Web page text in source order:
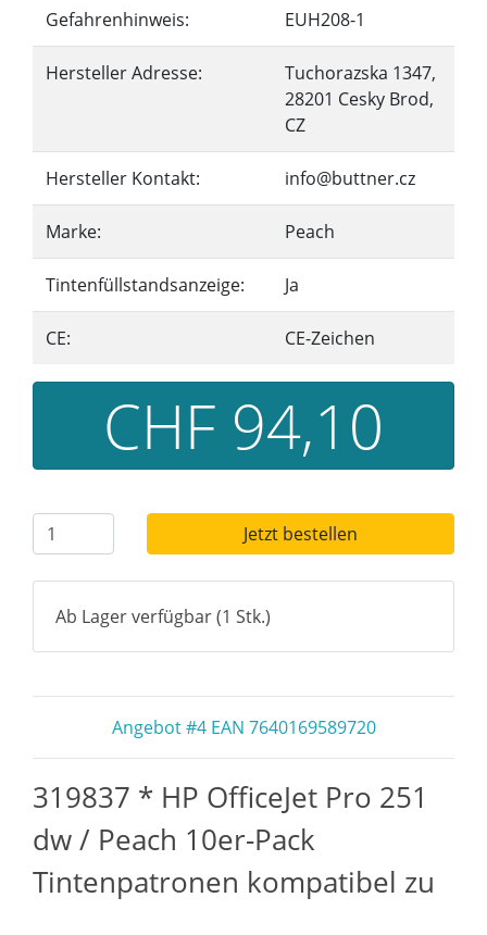
Gefahrenhinweis: EUH208-1
Hersteller Adresse:
Tuchorazska 1347,
28201 Cesky Brod,
CZ
Hersteller Kontakt: info@buttner.cz
Marke: Peach
Tintenfüllstandsanzeige: Ja
CE: CE-Zeichen
CHF 94,10
Jetzt bestellen
Ab Lager verfügbar (1 Stk.)
Angebot #4 EAN 7640169589720
319837 * HP OfficeJet Pro 251
dw / Peach 10er-Pack
Tintenpatronen kompatibel zu